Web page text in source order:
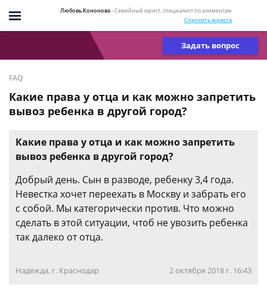
Любовь Кононова- Семейный юрист, специалист по алиментам
Спросить юриста
Задать вопрос
FAQ
Какие права у отца и как можно запретить
вывоз ребенка в другой город?
Какие права у отца и как можно запретить
вывоз ребенка в другой город?
Добрый день. Сын в разводе, ребенку 3,4 года.
Невестка хочет переехать в Москву и забрать его
с собой. Мы категорически против. Что можно
сделать в этой ситуации, чтоб не увозить ребенка
так далеко от отца.
Надежда, г. Краснодар 2 октября 2018 г. 16:43